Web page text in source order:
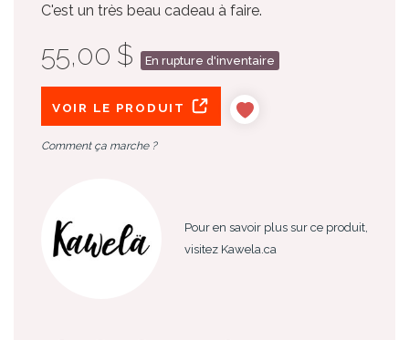
C'est un très beau cadeau à faire.
55,00 $ En rupture d'inventaire
VOIR LE PRODUIT
Comment ça marche ?
Pour en savoir plus sur ce produit,
visitez Kawela.ca